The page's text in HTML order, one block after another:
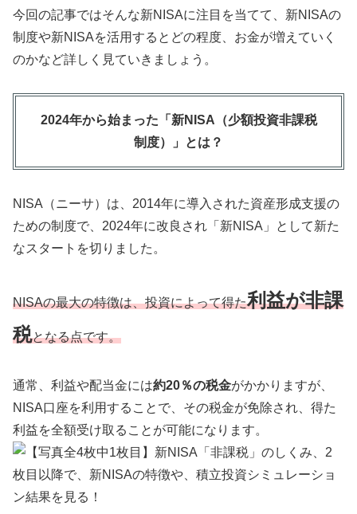
今回の記事ではそんな新NISAに注目を当てて、新NISAの
制度や新NISAを活用するとどの程度、お金が増えていく
のかなど詳しく見ていきましょう。
2024年から始まった「新NISA（少額投資非課税
制度）」とは？
NISA（ニーサ）は、2014年に導入された資産形成支援の
ための制度で、2024年に改良され「新NISA」として新た
なスタートを切りました。
NISAの最大の特徴は、投資によって得た利益が非課
税となる点です。
通常、利益や配当金には約20％の税金がかかりますが、
NISA口座を利用することで、その税金が免除され、得た
利益を全額受け取ることが可能になります。